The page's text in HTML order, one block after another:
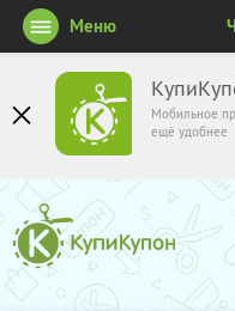
Мобильное
ещё удобнее
Меню